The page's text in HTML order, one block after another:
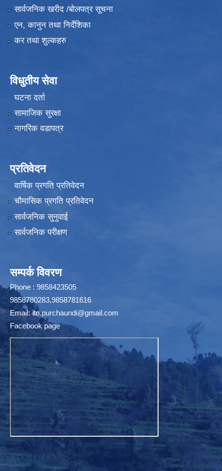
सार्वजनिक खरीद /बोलपत्र सूचना
एन, कानुन तथा निर्देशिका
कर तथा शुल्कहरु
विधुतीय सेवा
घटना दर्ता
सामाजिक सुरक्षा
नागरिक वडापत्र
प्रतिवेदन
वार्षिक प्रगति प्रतिवेदन
चौमासिक प्रगति प्रतिवेदन
सार्वजनिक सुनुवाई
सार्वजनिक परीक्षण
सम्पर्क विवरण
Phone : 9858423505
9858780283,9858781616
Email:ito.purchaundi@gmail.com
Facebook page